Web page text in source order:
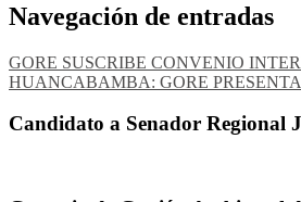
Navegación de entradas
GORE SUSCRIBE CONVENIO
HUANCABAMBA: GORE
Candidato a Senador Regional